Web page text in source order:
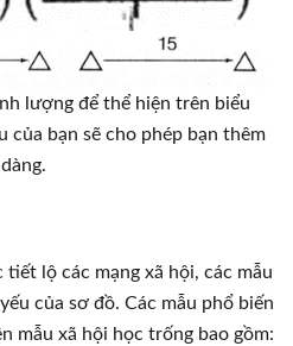
lượng để thể hiện trên biểu
của bạn sẽ cho phép bạn thêm
tiết lộ các mạng xã hội, các mẫu
của sơ đồ. Các mẫu phổ biến
mẫu xã hội học trống bao gồm: